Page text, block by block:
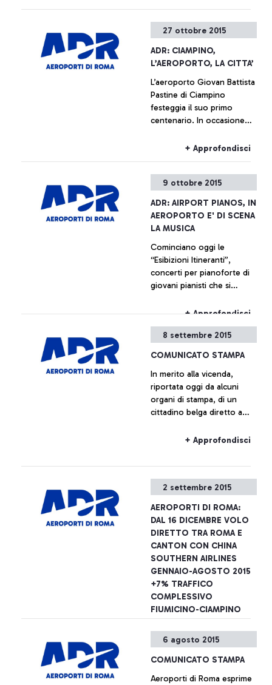
+ Approfondisci
27 ottobre 2015
ADR: CIAMPINO,
L’AEROPORTO, LA CITTA’
L’aeroporto Giovan Battista
Pastine di Ciampino
festeggia il suo primo
centenario. In occasione
prossimo 27 ottobre fino al
con il Comune di Ciampino
di varia natura, la storia
dell’aeroporto che è anche,
e indissolubilmente, la
storia della città che lo
+ Approfondisci
9 ottobre 2015
ADR: AIRPORT PIANOS, IN
AEROPORTO E' DI SCENA
LA MUSICA
Cominciano oggi le
“Esibizioni Itineranti”,
concerti per pianoforte di
giovani pianisti che si
dell’aeroporto Leonardo da
+ Approfondisci
8 settembre 2015
COMUNICATO STAMPA
In merito alla vicenda,
riportata oggi da alcuni
organi di stampa, di un
cittadino belga diretto a
salito a bordo dell’aereo
regolamenti europei e del
+ Approfondisci
2 settembre 2015
AEROPORTI DI ROMA:
DAL 16 DICEMBRE VOLO
DIRETTO TRA ROMA E
CANTON CON CHINA
SOUTHERN AIRLINES
GENNAIO-AGOSTO 2015
+7% TRAFFICO
COMPLESSIVO
FIUMICINO-CIAMPINO
- insieme a China Southern
nuovo collegamento tra
6 agosto 2015
COMUNICATO STAMPA
Aeroporti di Roma esprime